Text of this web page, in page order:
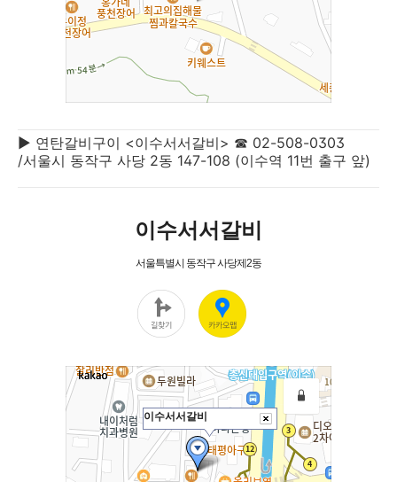
▶ 연탄갈비구이 <이수서서갈비> ☎ 02-508-0303
/서울시 동작구 사당 2동 147-108 (이수역 11번 출구 앞)